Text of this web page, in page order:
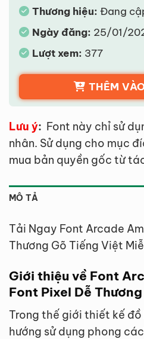
Thương hiệu: Đang
Ngày đăng: 25/01/
Lượt xem: 377
THÊM
Lưu ý: Font này chỉ sử
nhân. Sử dụng cho mục
mua bản quyền gốc từ
MÔ TẢ
Tải Ngay Font Arcade
Thương Gõ Tiếng Việt
Giới thiệu về Font
Font Pixel Dễ
Trong thế giới thiết kế đồ
hướng sử dụng phong